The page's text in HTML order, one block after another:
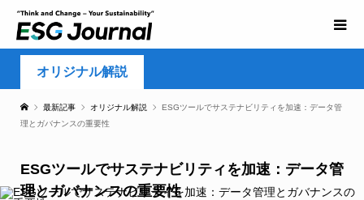
オリジナル解説
最新記事 オリジナル解説
ESGツールでサステナビリティを加速：データ管
理とガバナンスの重要性
ESGツールでサステナビリティを加速：データ管
理とガバナンスの重要性